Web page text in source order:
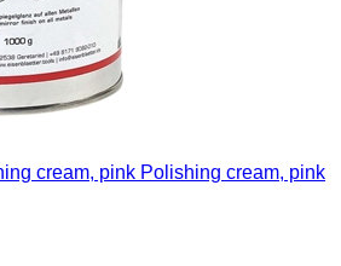
cream, pink Polishing cream, pink